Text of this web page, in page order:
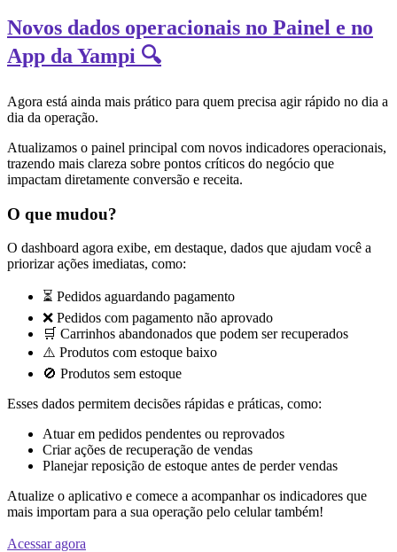
Novos dados operacionais no Painel e no
App da Yampi 🔍
Agora está ainda mais prático para quem precisa agir rápido no dia a
dia da operação.
Atualizamos o painel principal com novos indicadores operacionais,
trazendo mais clareza sobre pontos críticos do negócio que
impactam diretamente conversão e receita.
O que mudou?
O dashboard agora exibe, em destaque, dados que ajudam você a
priorizar ações imediatas, como:
⏳ Pedidos aguardando pagamento
❌ Pedidos com pagamento não aprovado
🛒 Carrinhos abandonados que podem ser recuperados
⚠️ Produtos com estoque baixo
🚫 Produtos sem estoque
Esses dados permitem decisões rápidas e práticas, como:
Atuar em pedidos pendentes ou reprovados
Criar ações de recuperação de vendas
Planejar reposição de estoque antes de perder vendas
Atualize o aplicativo e comece a acompanhar os indicadores que
mais importam para a sua operação pelo celular também!
Acessar agora